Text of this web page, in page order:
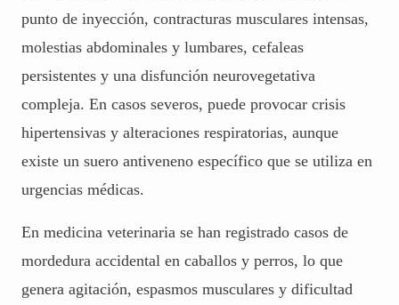
punto de inyección, contracturas musculares intensas,
molestias abdominales y lumbares, cefaleas
persistentes y una disfunción neurovegetativa
compleja. En casos severos, puede provocar crisis
hipertensivas y alteraciones respiratorias, aunque
existe un suero antiveneno específico que se utiliza en
urgencias médicas.
En medicina veterinaria se han registrado casos de
mordedura accidental en caballos y perros, lo que
genera agitación, espasmos musculares y dificultad